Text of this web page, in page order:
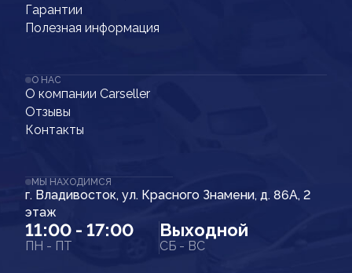
Гарантии
Полезная информация
О НАС
О компании Carseller
Отзывы
Контакты
МЫ НАХОДИМСЯ
г. Владивосток, ул. Красного Знамени, д. 86А, 2
этаж
11:00 - 17:00
ПН - ПТ
Выходной
СБ - ВС